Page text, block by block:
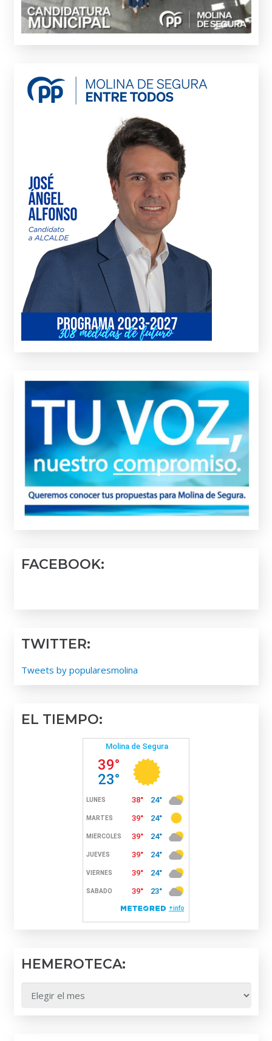
FACEBOOK:
TWITTER:
Tweets by popularesmolina
EL TIEMPO:
HEMEROTECA:
HEMEROTECA: